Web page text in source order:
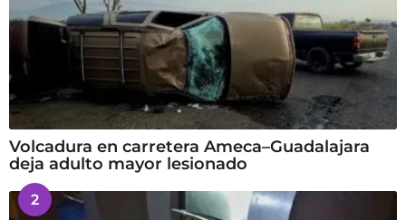
Volcadura en carretera Ameca–Guadalajara
deja adulto mayor lesionado
2